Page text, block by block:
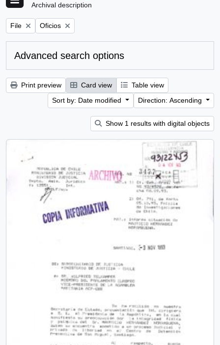
Archival description
Remove filter:
File Remove filter:
Oficios
Advanced search options
Print preview Card view
Table view
Sort by: Date modified
Direction: Ascending
Show 1 results with digital objects